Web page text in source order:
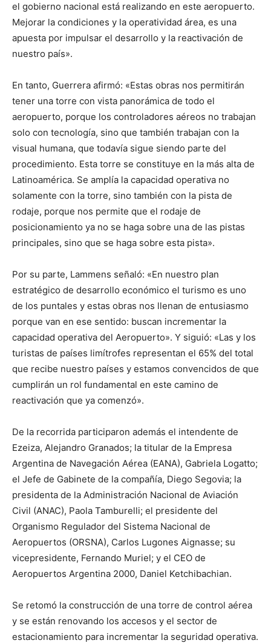
el gobierno nacional está realizando en este aeropuerto.
Mejorar la condiciones y la operatividad área, es una
apuesta por impulsar el desarrollo y la reactivación de
nuestro país».
En tanto, Guerrera afirmó: «Estas obras nos permitirán
tener una torre con vista panorámica de todo el
aeropuerto, porque los controladores aéreos no trabajan
solo con tecnología, sino que también trabajan con la
visual humana, que todavía sigue siendo parte del
procedimiento. Esta torre se constituye en la más alta de
Latinoamérica. Se amplía la capacidad operativa no
solamente con la torre, sino también con la pista de
rodaje, porque nos permite que el rodaje de
posicionamiento ya no se haga sobre una de las pistas
principales, sino que se haga sobre esta pista».
Por su parte, Lammens señaló: «En nuestro plan
estratégico de desarrollo económico el turismo es uno
de los puntales y estas obras nos llenan de entusiasmo
porque van en ese sentido: buscan incrementar la
capacidad operativa del Aeropuerto». Y siguió: «Las y los
turistas de países limítrofes representan el 65% del total
que recibe nuestro países y estamos convencidos de que
cumplirán un rol fundamental en este camino de
reactivación que ya comenzó».
De la recorrida participaron además el intendente de
Ezeiza, Alejandro Granados; la titular de la Empresa
Argentina de Navegación Aérea (EANA), Gabriela Logatto;
el Jefe de Gabinete de la compañía, Diego Segovia; la
presidenta de la Administración Nacional de Aviación
Civil (ANAC), Paola Tamburelli; el presidente del
Organismo Regulador del Sistema Nacional de
Aeropuertos (ORSNA), Carlos Lugones Aignasse; su
vicepresidente, Fernando Muriel; y el CEO de
Aeropuertos Argentina 2000, Daniel Ketchibachian.
Se retomó la construcción de una torre de control aérea
y se están renovando los accesos y el sector de
estacionamiento para incrementar la seguridad operativa.